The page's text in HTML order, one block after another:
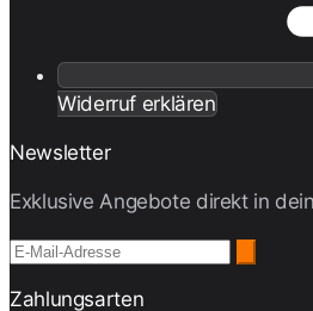
Widerruf erklären
Newsletter
Exklusive Angebote direkt in
Zahlungsarten